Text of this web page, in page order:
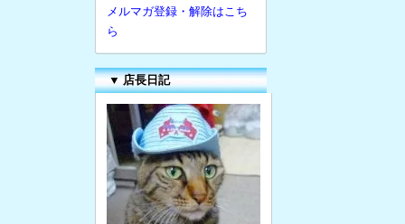
メルマガ登録・解除はこち
ら
▼ 店長日記